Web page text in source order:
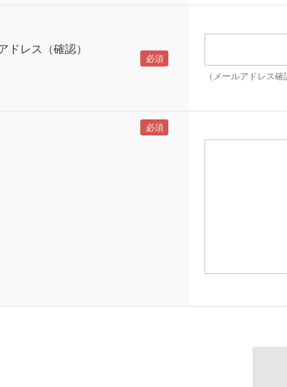
ドレス（確認）
（メールアドレス